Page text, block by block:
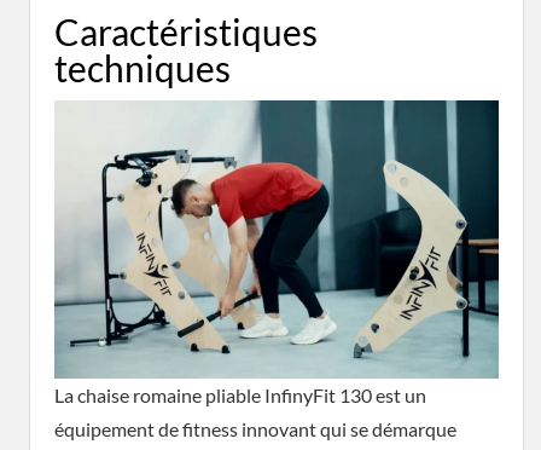
Caractéristiques
techniques
La chaise romaine pliable InfinyFit 130 est un
équipement de fitness innovant qui se démarque